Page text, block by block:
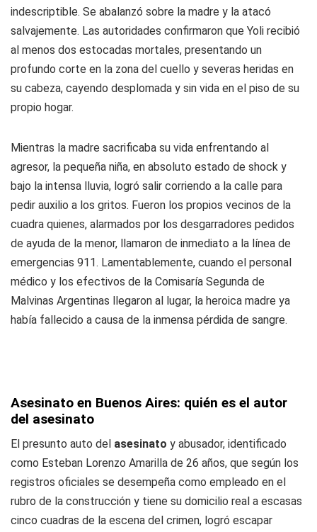
indescriptible. Se abalanzó sobre la madre y la atacó
salvajemente. Las autoridades confirmaron que Yoli recibió
al menos dos estocadas mortales, presentando un
profundo corte en la zona del cuello y severas heridas en
su cabeza, cayendo desplomada y sin vida en el piso de su
propio hogar.
Mientras la madre sacrificaba su vida enfrentando al
agresor, la pequeña niña, en absoluto estado de shock y
bajo la intensa lluvia, logró salir corriendo a la calle para
pedir auxilio a los gritos. Fueron los propios vecinos de la
cuadra quienes, alarmados por los desgarradores pedidos
de ayuda de la menor, llamaron de inmediato a la línea de
emergencias 911. Lamentablemente, cuando el personal
médico y los efectivos de la Comisaría Segunda de
Malvinas Argentinas llegaron al lugar, la heroica madre ya
había fallecido a causa de la inmensa pérdida de sangre.
Asesinato en Buenos Aires: quién es el autor
del asesinato
El presunto auto del asesinato y abusador, identificado
como Esteban Lorenzo Amarilla de 26 años, que según los
registros oficiales se desempeña como empleado en el
rubro de la construcción y tiene su domicilio real a escasas
cinco cuadras de la escena del crimen, logró escapar